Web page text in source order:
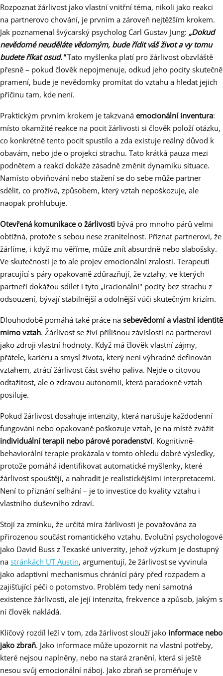
Rozpoznat žárlivost jako vlastní vnitřní téma, nikoli jako reakci
na partnerovo chování, je prvním a zároveň nejtěžším krokem.
Jak poznamenal švýcarský psycholog Carl Gustav Jung: „Dokud
nevědomé neuděláte vědomým, bude řídit váš život a vy tomu
budete říkat osud."Tato myšlenka platí pro žárlivost obzvláště
přesně – pokud člověk nepojmenuje, odkud jeho pocity skutečně
pramení, bude je nevědomky promítat do vztahu a hledat jejich
příčinu tam, kde není.
Praktickým prvním krokem je takzvaná emocionální inventura:
místo okamžité reakce na pocit žárlivosti si člověk položí otázku,
co konkrétně tento pocit spustilo a zda existuje reálný důvod k
obavám, nebo jde o projekci strachu. Tato krátká pauza mezi
podnětem a reakcí dokáže zásadně změnit dynamiku situace.
Namísto obviňování nebo stažení se do sebe může partner
sdělit, co prožívá, způsobem, který vztah nepoškozuje, ale
naopak prohlubuje.
Otevřená komunikace o žárlivosti bývá pro mnoho párů velmi
obtížná, protože s sebou nese zranitelnost. Přiznat partnerovi, že
žárlíme, i když mu věříme, může znít absurdně nebo slabošsky.
Ve skutečnosti je to ale projev emocionální zralosti. Terapeuti
pracující s páry opakovaně zdůrazňují, že vztahy, ve kterých
partneři dokážou sdílet i tyto „iracionální" pocity bez strachu z
odsouzení, bývají stabilnější a odolnější vůči skutečným krizím.
Dlouhodobě pomáhá také práce na sebevědomí a vlastní identitě
mimo vztah. Žárlivost se živí přílišnou závislostí na partnerovi
jako zdroji vlastní hodnoty. Když má člověk vlastní zájmy,
přátele, kariéru a smysl života, který není výhradně definován
vztahem, ztrácí žárlivost část svého paliva. Nejde o citovou
odtažitost, ale o zdravou autonomii, která paradoxně vztah
posiluje.
Pokud žárlivost dosahuje intenzity, která narušuje každodenní
fungování nebo opakovaně poškozuje vztah, je na místě zvážit
individuální terapii nebo párové poradenství. Kognitivně-
behaviorální terapie prokázala v tomto ohledu dobré výsledky,
protože pomáhá identifikovat automatické myšlenky, které
žárlivost spouštějí, a nahradit je realistickějšími interpretacemi.
Není to přiznání selhání – je to investice do kvality vztahu i
vlastního duševního zdraví.
Stojí za zmínku, že určitá míra žárlivosti je považována za
přirozenou součást romantického vztahu. Evoluční psychologové
jako David Buss z Texaské univerzity, jehož výzkum je dostupný
na stránkách UT Austin, argumentují, že žárlivost se vyvinula
jako adaptivní mechanismus chránící páry před rozpadem a
zajišťující péči o potomstvo. Problém tedy není samotná
existence žárlivosti, ale její intenzita, frekvence a způsob, jakým s
ní člověk nakládá.
Klíčový rozdíl leží v tom, zda žárlivost slouží jako informace nebo
jako zbraň. Jako informace může upozornit na vlastní potřeby,
které nejsou naplněny, nebo na stará zranění, která si ještě
nesou svůj emocionální náboj. Jako zbraň se proměňuje v